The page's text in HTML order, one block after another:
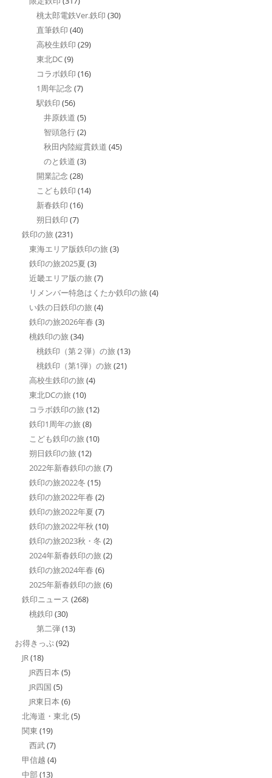
桃太郎電鉄Ver.鉄印 (30)
直筆鉄印 (40)
高校生鉄印 (29)
東北DC(9)
コラボ鉄印 (16)
1周年記念 (7)
駅鉄印 (56)
井原鉄道 (5)
智頭急行(2)
秋田内陸縦貫鉄道 (45)
のと鉄道 (3)
開業記念 (28)
こども鉄印 (14)
新春鉄印 (16)
朔日鉄印 (7)
鉄印の旅 (231)
東海エリア版鉄印の旅 (3)
鉄印の旅2025夏 (3)
近畿エリア版の旅 (7)
リメンバー特急はくたか鉄印の旅 (4)
い鉄の日鉄印の旅 (4)
鉄印の旅2026年春 (3)
桃鉄印の旅 (34)
桃鉄印（第２弾）の旅 (13)
桃鉄印（第1弾）の旅 (21)
高校生鉄印の旅 (4)
東北DCの旅 (10)
コラボ鉄印の旅 (12)
鉄印1周年の旅 (8)
こども鉄印の旅 (10)
朔日鉄印の旅 (12)
2022年新春鉄印の旅 (7)
鉄印の旅2022冬 (15)
鉄印の旅2022年春 (2)
鉄印の旅2022年夏 (7)
鉄印の旅2022年秋 (10)
鉄印の旅2023秋・冬 (2)
2024年新春鉄印の旅 (2)
鉄印の旅2024年春 (6)
2025年新春鉄印の旅 (6)
鉄印ニュース (268)
桃鉄印 (30)
第二弾(13)
お得きっぷ(92)
JR(18)
JR西日本 (5)
JR四国 (5)
JR東日本 (6)
北海道・東北(5)
関東 (19)
西武(7)
甲信越 (4)
中部 (13)